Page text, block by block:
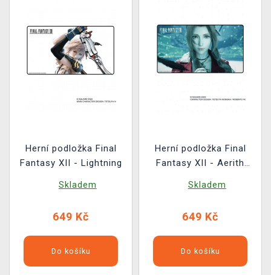
Herní podložka Final
Fantasy XII - Lightning
Skladem
649 Kč
Do košíku
Herní podložka Final
Fantasy XII - Aerith
Skladem
649 Kč
Do košíku